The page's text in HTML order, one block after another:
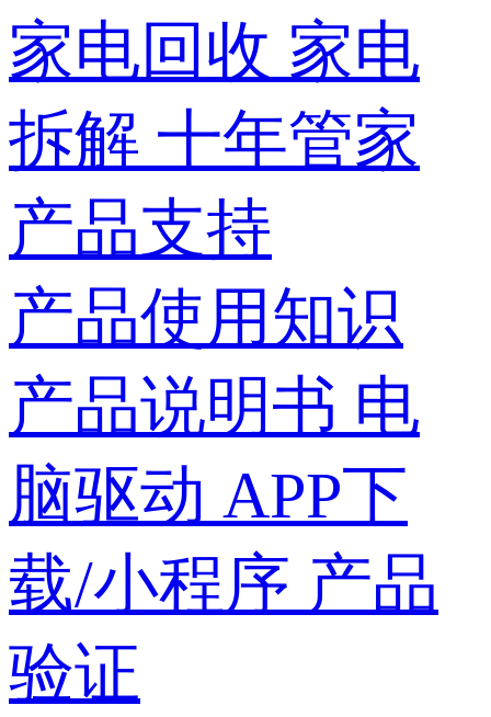
家电回收 家电
拆解 十年管家
产品支持
产品使用知识
产品说明书 电
脑驱动 APP下
载/小程序 产品
验证